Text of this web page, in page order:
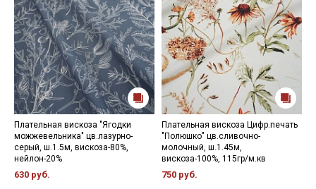
Плательная вискоза "Ягодки
можжевельника" цв.лазурно-
серый, ш.1.5м, вискоза-80%,
нейлон-20%
630 руб.
Плательная вискоза Цифр.печать
"Полюшко" цв.сливочно-
молочный, ш.1.45м,
вискоза-100%, 115гр/м.кв
750 руб.